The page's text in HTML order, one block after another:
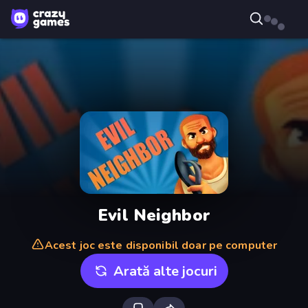
Evil Neighbor
Acest joc este disponibil doar pe computer
Arată alte jocuri